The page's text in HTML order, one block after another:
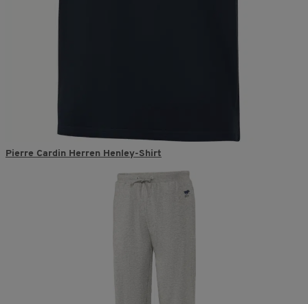
Pierre Cardin Herren Henley-Shirt